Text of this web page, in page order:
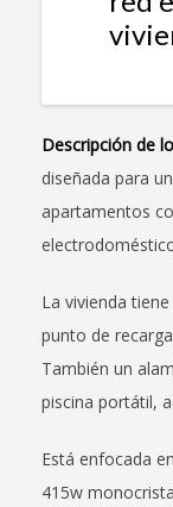
Descripción de
diseñada para
apartamentos
La vivienda
punto de
También un
piscina portátil,
Está enfocada
415w